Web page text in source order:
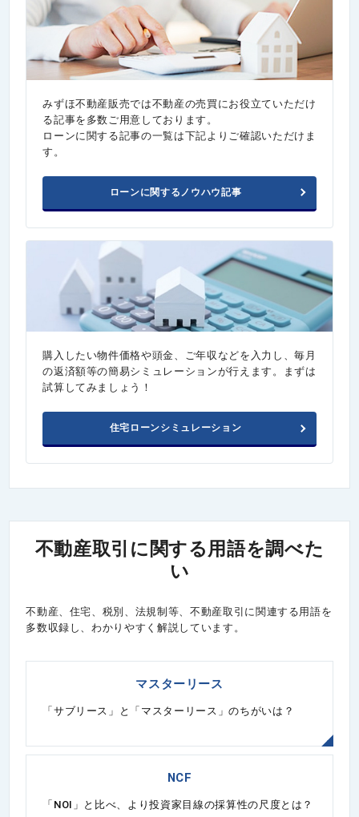
みずほ不動産販売では不動産の売買にお役立ていただけ
る記事を多数ご用意しております。
ローンに関する記事の一覧は下記よりご確認いただけま
す。
ローンに関するノウハウ記事
購入したい物件価格や頭金、ご年収などを入力し、毎月
の返済額等の簡易シミュレーションが行えます。まずは
試算してみましょう！
住宅ローンシミュレーション
不動産取引に関する用語を調べた
い
不動産、住宅、税別、法規制等、不動産取引に関連する用語を
多数収録し、わかりやすく解説しています。
マスターリース
「サブリース」と「マスターリース」のちがいは？
NCF
「NOI」と比べ、より投資家目線の採算性の尺度とは？